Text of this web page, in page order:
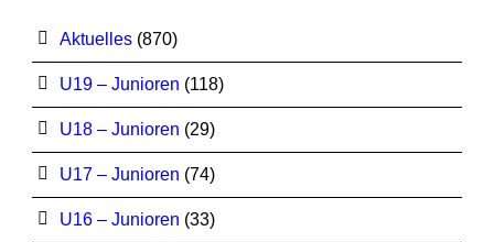
Aktuelles (870)
U19 – Junioren (118)
U18 – Junioren (29)
U17 – Junioren (74)
U16 – Junioren (33)